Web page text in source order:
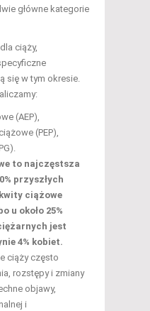
główne kategorie
ciąży,
się w tym okresie.
(AEP),
(PEP),
to najczęstsza
przyszłych
ciążowe
u około 25%
jest
4% kobiet.
ciąży często
rozstępy i zmiany
objawy,
i